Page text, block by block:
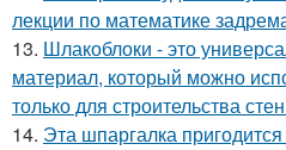
лекции по математике
13. Шлакоблоки - это
материал, который можно
только для строительства
14. Эта шпаргалка